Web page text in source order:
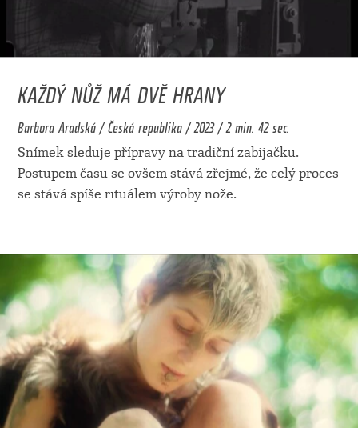
KAŽDÝ NŮŽ MÁ DVĚ HRANY
Barbora Aradská / Česká republika / 2023 / 2 min. 42 sec.
Snímek sleduje přípravy na tradiční zabijačku.
Postupem času se ovšem stává zřejmé, že celý proces
se stává spíše rituálem výroby nože.